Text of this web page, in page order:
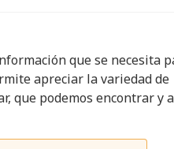
que se necesita
apreciar la variedad de
que podemos encontrar y